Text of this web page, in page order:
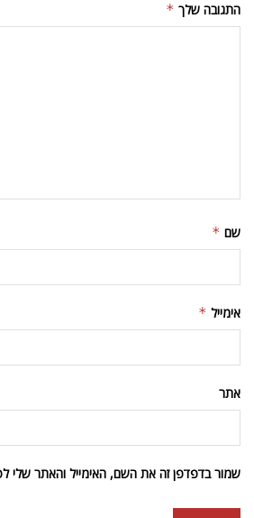
התגובה שלך *
שם *
אימייל *
אתר
שמור בדפדפן זה את השם, האימייל והאתר שלי